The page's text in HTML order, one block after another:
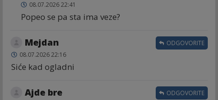
08.07.2026 22:41
Popeo se pa sta ima veze?
Mejdan
08.07.2026 22:16
Siće kad ogladni
ODGOVORITE
Ajde bre ODGOVORITE